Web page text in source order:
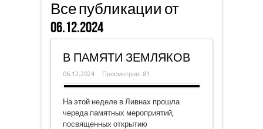
Все публикации от
06.12.2024
В ПАМЯТИ ЗЕМЛЯКОВ
06.12.2024 Просмотров: 81
На этой неделе в Ливнах прошла
череда памятных мероприятий,
посвященных открытию